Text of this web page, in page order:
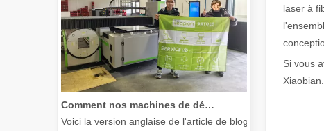
Comment nos machines de découpe laser renforcent la fabrication mexicaine
Voici la version anglaise de l'article de blog, adaptée à
laser à
Si vous